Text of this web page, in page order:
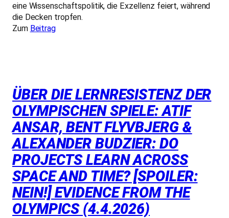
eine Wissenschaftspolitik, die Exzellenz feiert, während
die Decken tropfen.
Zum Beitrag
ÜBER DIE LERNRESISTENZ DER
OLYMPISCHEN SPIELE: ATIF
ANSAR, BENT FLYVBJERG &
ALEXANDER BUDZIER: DO
PROJECTS LEARN ACROSS
SPACE AND TIME? [SPOILER:
NEIN!] EVIDENCE FROM THE
OLYMPICS (4.4.2026)